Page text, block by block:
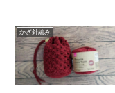
かぎ針編み